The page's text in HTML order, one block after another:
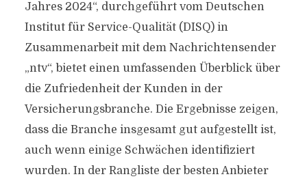
Jahres 2024“, durchgeführt vom Deutschen
Institut für Service-Qualität (DISQ) in
Zusammenarbeit mit dem Nachrichtensender
„ntv“, bietet einen umfassenden Überblick über
die Zufriedenheit der Kunden in der
Versicherungsbranche. Die Ergebnisse zeigen,
dass die Branche insgesamt gut aufgestellt ist,
auch wenn einige Schwächen identifiziert
wurden. In der Rangliste der besten Anbieter